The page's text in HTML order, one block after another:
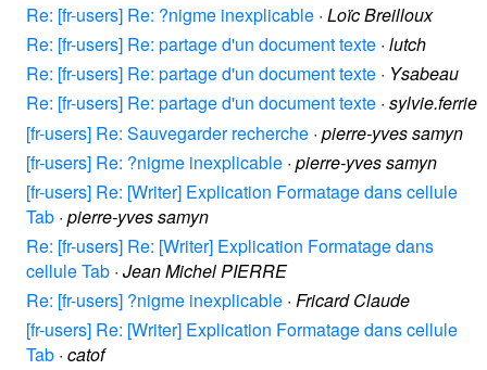
Re: [fr-users] Re: ?nigme inexplicable · Loïc Breilloux
Re: [fr-users] Re: partage d'un document texte · lutch
Re: [fr-users] Re: partage d'un document texte · Ysabeau
Re: [fr-users] Re: partage d'un document texte · sylvie.ferrie
[fr-users] Re: Sauvegarder recherche · pierre-yves samyn
[fr-users] Re: ?nigme inexplicable · pierre-yves samyn
[fr-users] Re: [Writer] Explication Formatage dans cellule
Tab · pierre-yves samyn
Re: [fr-users] Re: [Writer] Explication Formatage dans
cellule Tab · Jean Michel PIERRE
Re: [fr-users] ?nigme inexplicable · Fricard Claude
[fr-users] Re: [Writer] Explication Formatage dans cellule
Tab · catof